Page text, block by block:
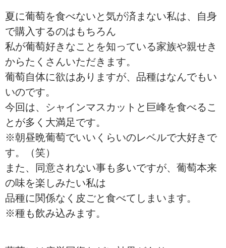
夏に葡萄を食べないと気が済まない私は、自身
で購入するのはもちろん
私が葡萄好きなことを知っている家族や親せき
からたくさんいただきます。
葡萄自体に欲はありますが、品種はなんでもい
いのです。
今回は、シャインマスカットと巨峰を食べるこ
とが多く大満足です。
※朝昼晩葡萄でいいくらいのレベルで大好きで
す。（笑）
また、同意されない事も多いですが、葡萄本来
の味を楽しみたい私は
品種に関係なく皮ごと食べてしまいます。
※種も飲み込みます。